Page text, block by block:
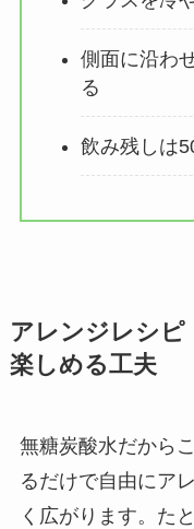
側面に沿わ
る
飲み残しは
アレンジレシピ
楽しめる工夫
無糖炭酸水だから
るだけで自由にア
く広がります。た